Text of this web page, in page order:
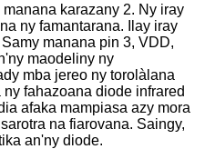
karazany 2. Ny iray
ny famantarana. Ilay iray
manana pin 3, VDD,
maodeliny ny
mba jereo ny torolàlana
fahazoana diode infrared
afaka mampiasa azy mora
na fiarovana. Saingy,
an'ny diode.